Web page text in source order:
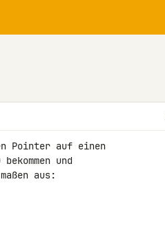
Pointer auf einen
und
aus: